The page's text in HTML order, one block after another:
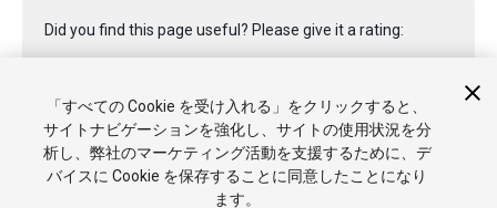
Did you find this page useful? Please give it a rating:
Report a problem on this page
「すべての Cookie を受け入れる」をクリックすると、
サイトナビゲーションを強化し、サイトの使用状況を分
析し、弊社のマーケティング活動を支援するために、デ
バイスに Cookie を保存することに同意したことになり
ます。